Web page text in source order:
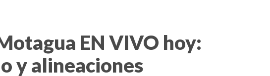
EN VIVO hoy:
y alineaciones